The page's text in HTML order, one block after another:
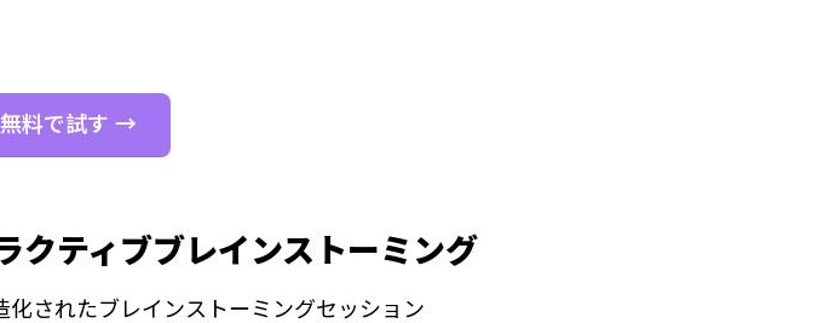
料で試す →
ティブブレインストーミング
されたブレインストーミングセッション